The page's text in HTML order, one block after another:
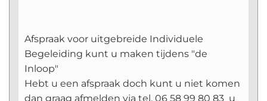
Afspraak voor uitgebreide Individuele
Begeleiding kunt u maken tijdens "de
Inloop"
Hebt u een afspraak doch kunt u niet komen
dan graag afmelden via tel. 06 58 99 80 83 u